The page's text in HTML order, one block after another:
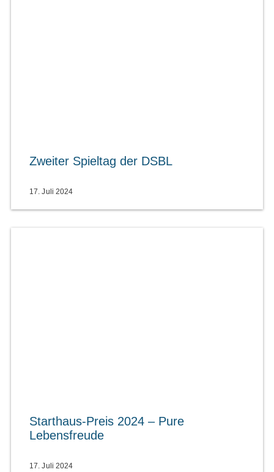
Zweiter Spieltag der DSBL
17. Juli 2024
Starthaus-Preis 2024 – Pure
Lebensfreude
17. Juli 2024